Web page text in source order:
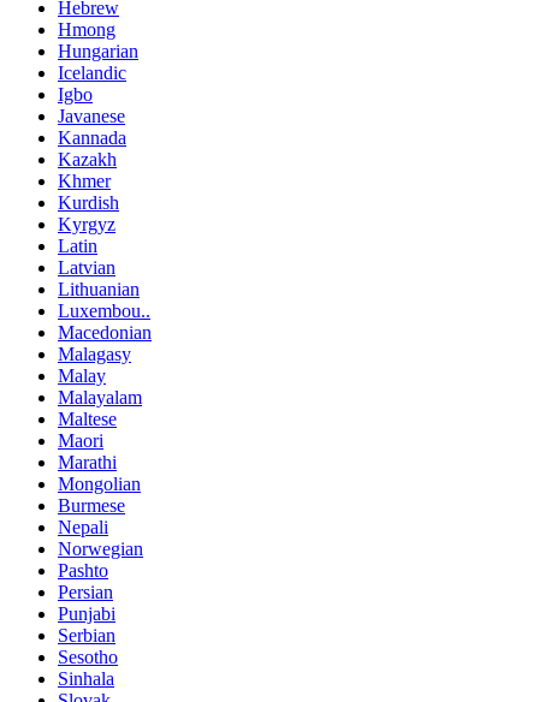
Hebrew
Hmong
Hungarian
Icelandic
Igbo
Javanese
Kannada
Kazakh
Khmer
Kurdish
Kyrgyz
Latin
Latvian
Lithuanian
Luxembou..
Macedonian
Malagasy
Malay
Malayalam
Maltese
Maori
Marathi
Mongolian
Burmese
Nepali
Norwegian
Pashto
Persian
Punjabi
Serbian
Sesotho
Sinhala